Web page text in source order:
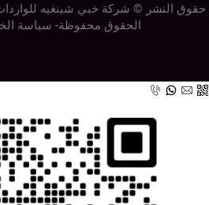
حقوق النشر © شركة خبي شينغيه
الحقوق محفوظة- سياسة